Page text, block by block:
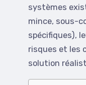
systèmes
mince, sous-
spécifiques),
risques et les
solution